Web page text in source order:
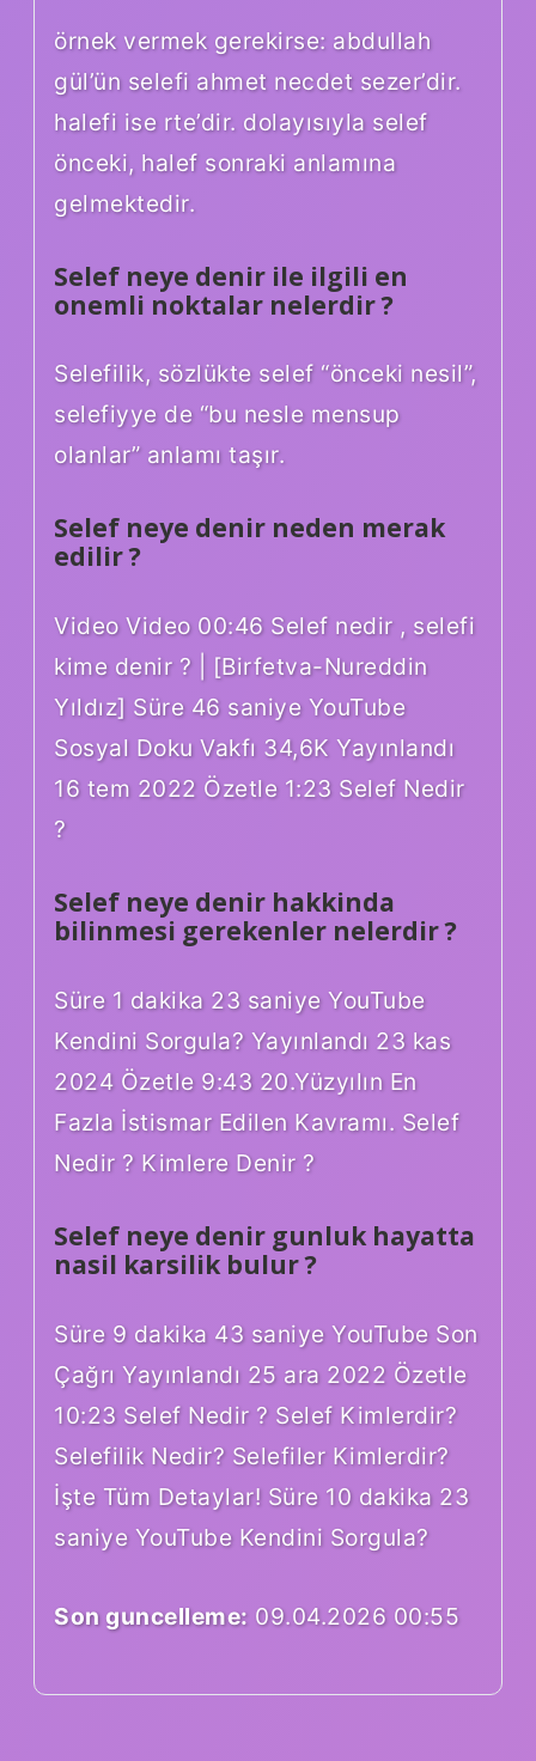
örnek vermek gerekirse: abdullah
gül’ün selefi ahmet necdet sezer’dir.
halefi ise rte’dir. dolayısıyla selef
önceki, halef sonraki anlamına
gelmektedir.
Selef neye denir ile ilgili en
onemli noktalar nelerdir ?
Selefilik, sözlükte selef “önceki nesil”,
selefiyye de “bu nesle mensup
olanlar” anlamı taşır.
Selef neye denir neden merak
edilir ?
Video Video 00:46 Selef nedir , selefi
kime denir ? | [Birfetva-Nureddin
Yıldız] Süre 46 saniye YouTube
Sosyal Doku Vakfı 34,6K Yayınlandı
16 tem 2022 Özetle 1:23 Selef Nedir
?
Selef neye denir hakkinda
bilinmesi gerekenler nelerdir ?
Süre 1 dakika 23 saniye YouTube
Kendini Sorgula? Yayınlandı 23 kas
2024 Özetle 9:43 20.Yüzyılın En
Fazla İstismar Edilen Kavramı. Selef
Nedir ? Kimlere Denir ?
Selef neye denir gunluk hayatta
nasil karsilik bulur ?
Süre 9 dakika 43 saniye YouTube Son
Çağrı Yayınlandı 25 ara 2022 Özetle
10:23 Selef Nedir ? Selef Kimlerdir?
Selefilik Nedir? Selefiler Kimlerdir?
İşte Tüm Detaylar! Süre 10 dakika 23
saniye YouTube Kendini Sorgula?
Son guncelleme: 09.04.2026 00:55